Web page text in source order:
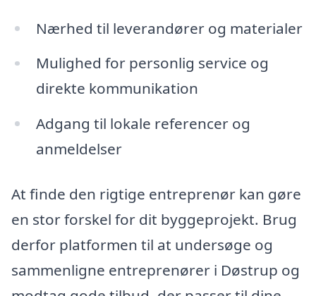
Nærhed til leverandører og materialer
Mulighed for personlig service og
direkte kommunikation
Adgang til lokale referencer og
anmeldelser
At finde den rigtige entreprenør kan gøre
en stor forskel for dit byggeprojekt. Brug
derfor platformen til at undersøge og
sammenligne entreprenører i Døstrup og